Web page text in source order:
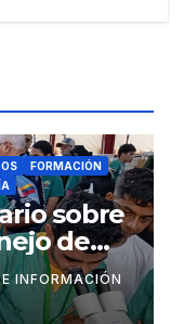
FORMACIÓN
sobre
de
INFORMACIÓN